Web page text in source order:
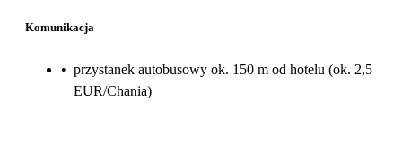
Komunikacja
• przystanek autobusowy ok. 150 m od hotelu (ok. 2,5
EUR/Chania)